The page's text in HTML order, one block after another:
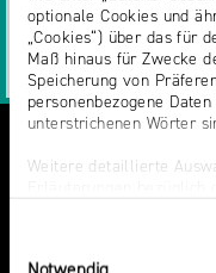
optionale Cookies und
„Cookies“) über das für
Maß hinaus für Zwecke
Speicherung von
personenbezogene
unterstrichenen Wörter
Weitere detaillierte
„Einwilligung ändern“
werden. Dort können
LinkedIn